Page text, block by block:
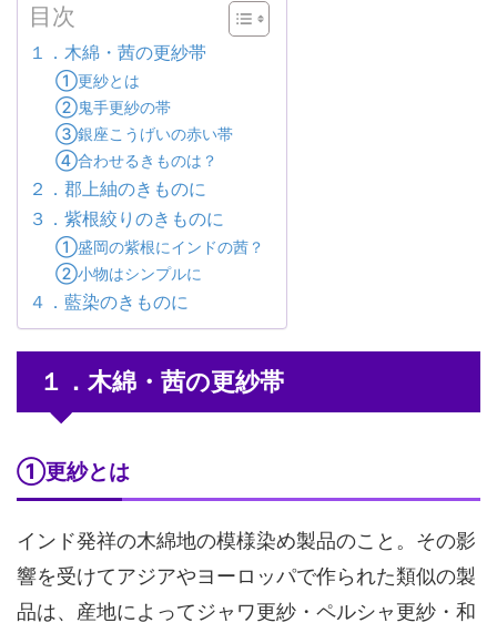
目次
１．木綿・茜の更紗帯
①更紗とは
②鬼手更紗の帯
③銀座こうげいの赤い帯
④合わせるきものは？
２．郡上紬のきものに
３．紫根絞りのきものに
①盛岡の紫根にインドの茜？
②小物はシンプルに
４．藍染のきものに
１．木綿・茜の更紗帯
①更紗とは
インド発祥の木綿地の模様染め製品のこと。その影
響を受けてアジアやヨーロッパで作られた類似の製
品は、産地によってジャワ更紗・ペルシャ更紗・和